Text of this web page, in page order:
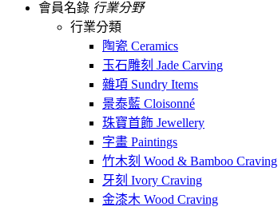
會員名錄 行業分野
行業分類
陶瓷 Ceramics
玉石雕刻 Jade Carving
雜項 Sundry Items
景泰藍 Cloisonné
珠寶首飾 Jewellery
字畫 Paintings
竹木刻 Wood & Bamboo Craving
牙刻 Ivory Craving
金漆木 Wood Craving